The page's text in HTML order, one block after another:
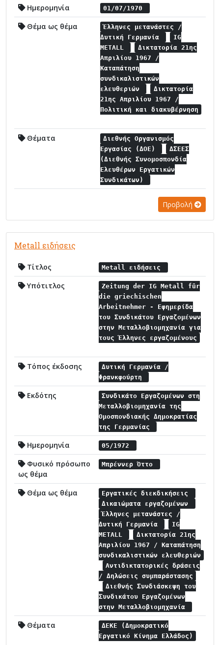
Ημερομηνία 01/07/1970
Θέμα ως θέμα
Έλληνες μετανάστες /
Δυτική Γερμανία
IG
METALL
Δικτατορία 21ης
Απριλίου 1967 /
Καταπάτηση
συνδικαλιστικών
ελευθεριών
Δικτατορία
21ης Απριλίου 1967 /
Πολιτική και διακυβέρνηση
Θέματα
Διεθνής Οργανισμός
Εργασίας (ΔΟΕ)
ΔΣΕΕΣ
(Διεθνής Συνομοσπονδία
Ελευθέρων Εργατικών
Συνδικάτων)
Προβολή
Metall ειδήσεις
Τίτλος Metall ειδήσεις
Υπότιτλος
Zeitung der IG Metall für
die griechischen
Arbeitnehmer - Εφημερίδα
του Συνδικάτου Εργαζομένων
στην Μεταλλοβιομηχανία για
τους Έλληνες εργαζομένους
Τόπος έκδοσης
Δυτική Γερμανία /
Φρανκφούρτη
Εκδότης
Συνδικάτο Εργαζομένων στη
Μεταλλοβιομηχανία της
Ομοσπονδιακής Δημοκρατίας
της Γερμανίας
Ημερομηνία 05/1972
Φυσικό πρόσωπο
ως θέμα
Μπρέννερ Όττο
Θέμα ως θέμα
Εργατικές διεκδικήσεις
Δικαιώματα εργαζομένων
Έλληνες μετανάστες /
Δυτική Γερμανία
IG
METALL
Δικτατορία 21ης
Απριλίου 1967 / Καταπάτηση
συνδικαλιστικών ελευθεριών
Αντιδικτατορικές δράσεις
/ Δηλώσεις συμπαράστασης
Διεθνής Συνδιάσκεψη του
Συνδικάτου Εργαζομένων
στην Μεταλλοβιομηχανία
Θέματα
ΔΕΚΕ (Δημοκρατικό
Εργατικό Κίνημα Ελλάδος)